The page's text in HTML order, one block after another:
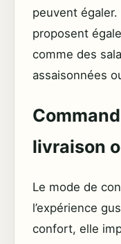
peuvent
proposent
comme des
assaisonnées
livraison
Le mode de
l’expérience
confort, elle